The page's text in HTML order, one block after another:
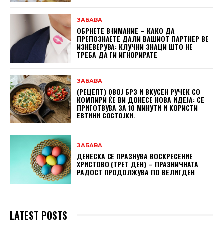
ЗАБАВА
ОБРНЕТЕ ВНИМАНИЕ – КАКО ДА
ПРЕПОЗНАЕТЕ ДАЛИ ВАШИОТ ПАРТНЕР ВЕ
ИЗНЕВЕРУВА: КЛУЧНИ ЗНАЦИ ШТО НЕ
ТРЕБА ДА ГИ ИГНОРИРАТЕ
ЗАБАВА
(РЕЦЕПТ) ОВОЈ БРЗ И ВКУСЕН РУЧЕК СО
КОМПИРИ ЌЕ ВИ ДОНЕСЕ НОВА ИДЕЈА: СЕ
ПРИГОТВУВА ЗА 10 МИНУТИ И КОРИСТИ
ЕВТИНИ СОСТОЈКИ.
ЗАБАВА
ДЕНЕСКА СЕ ПРАЗНУВА ВОСКРЕСЕНИЕ
ХРИСТОВО (ТРЕТ ДЕН) – ПРАЗНИЧНАТА
РАДОСТ ПРОДОЛЖУВА ПО ВЕЛИГДЕН
LATEST POSTS